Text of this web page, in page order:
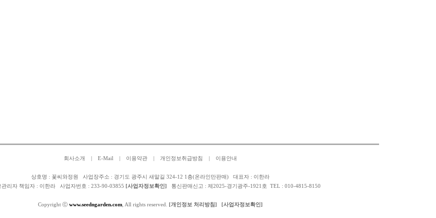
회사소개 E-Mail 이용약관| 개인정보취급방침 이용안내
상호명 : 꽃씨와정원 사업장주소 : 경기도 광주시 새말길 324-12 1층(온라인만판매) 대표자 : 이한라
리자 책임자 : 이한라사업자번호 : 233-90-03855 [사업자정보확인] 통신판매신고 : 제2025-경기광주-1921호 TEL : 010-4815-8150
Copyright ⓒ www.seedngarden.com, All rights reserved. [개인정보 처리방침] [사업자정보확인]